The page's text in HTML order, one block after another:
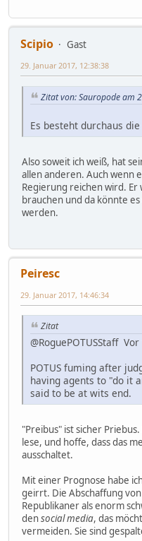
Scipio
Gast
29. Januar 2017, 12:38:38
Zitat von: Sauropode am
Es besteht durchaus
Also soweit ich weiß, hat
allen anderen. Auch wenn
Regierung reichen wird.
brauchen und da könnte
werden.
Peiresc
29. Januar 2017, 14:46:34
Zitat
‏@RoguePOTUSStaff
POTUS fuming after
having agents to "do it
said to be at wits end.
"Preibus" ist sicher
lese, und hoffe, dass das
ausschaltet.
Mit einer Prognose habe
geirrt. Die Abschaffung
Republikaner als enorm
densocial media, das
vermeiden. Sie sind